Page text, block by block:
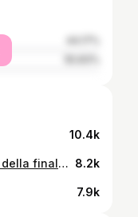
10.4k
A pochi giorni dalla conclusione della finale play off di @seriec fra @pescaracalcio1936 e @ternana_calcio_official riviviamo le emozioni dei tifosi nel pre partita! 🏟️⚽️ @betwin360.tv 🎤 #betwin360 #seriec #playoff #pescaracalcio #football #footballfans #giornalistasportiva 8.2k
7.9k